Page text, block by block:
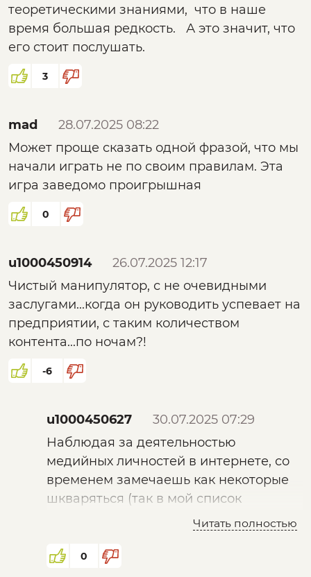
теоретическими знаниями, что в наше
время большая редкость. А это значит, что
его стоит послушать.
3
mad
28.07.2025 08:22
Может проще сказать одной фразой, что мы
начали играть не по своим правилам. Эта
игра заведомо проигрышная
0
u1000450914
26.07.2025 12:17
Чистый манипулятор, с не очевидными
заслугами...когда он руководить успевает на
предприятии, с таким количеством
контента...по ночам?!
-6
u1000450627
30.07.2025 07:29
Наблюдая за деятельностью
медийных личностей в интернете, со
временем замечаешь как некоторые
шкваряться (так в мой список
недоверия попали Потапенко, Туров,
Павел Иванов и др. персоны на
Читать полностью
0